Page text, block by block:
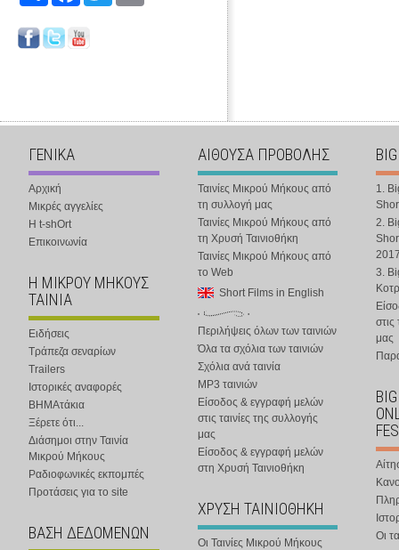
ΓΕΝΙΚΑ
Αρχική
Μικρές αγγελίες
Η t-shOrt
Επικοινωνία
Η ΜΙΚΡΟΥ ΜΗΚΟΥΣ
ΤΑΙΝΙΑ
Ειδήσεις
Τράπεζα σεναρίων
Trailers
Ιστορικές αναφορές
ΒΗΜΑτάκια
Ξέρετε ότι...
Διάσημοι στην Ταινία
Μικρού Μήκους
Ραδιοφωνικές εκπομπές
Προτάσεις για το site
ΒΑΣΗ ΔΕΔΟΜΕΝΩΝ
ΑΙΘΟΥΣΑ ΠΡΟΒΟΛΗΣ
Ταινίες Μικρού Μήκους από
τη συλλογή μας
Ταινίες Μικρού Μήκους από
τη Χρυσή Ταινιοθήκη
Ταινίες Μικρού Μήκους από
το Web
Short Films in English
Περιλήψεις όλων των ταινιών
Όλα τα σχόλια των ταινιών
Σχόλια ανά ταινία
MP3 ταινιών
Είσοδος & εγγραφή μελών
στις ταινίες της συλλογής
μας
Είσοδος & εγγραφή μελών
στη Χρυσή Ταινιοθήκη
ΧΡΥΣΗ ΤΑΙΝΙΟΘΗΚΗ
Οι Ταινίες Μικρού Μήκους
1.
2.
3.
στις
μας
Οι